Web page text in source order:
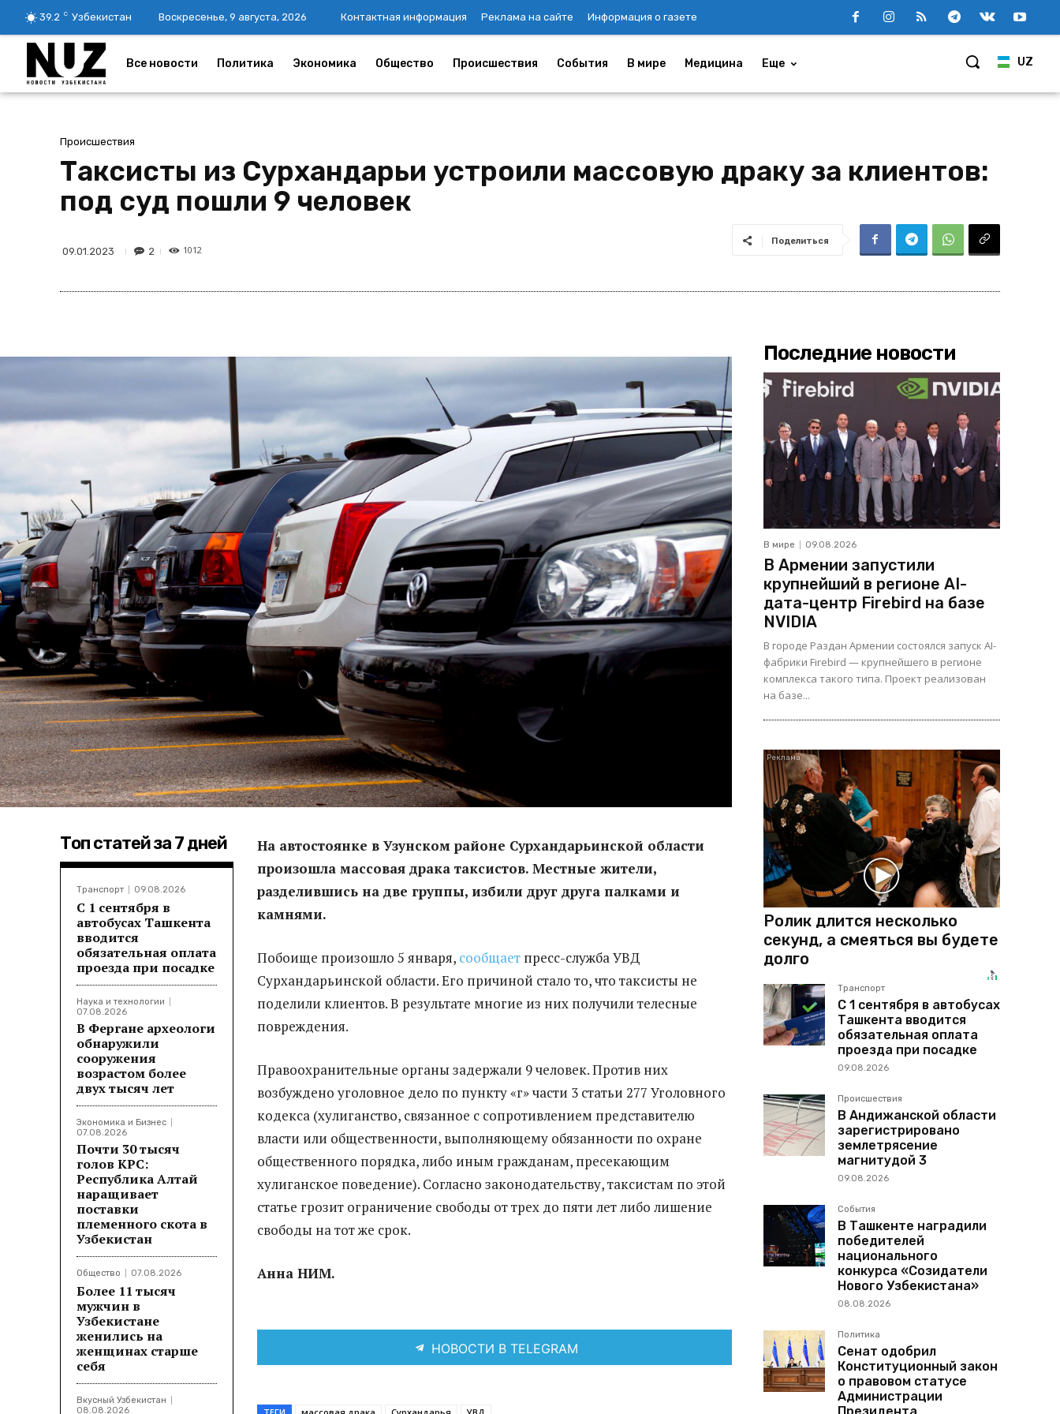
39.2 C Узбекистан Воскресенье, 9 августа, 2026 Контактная информация Реклама на сайте Информация о газете
UZ
Все новости Политика Экономика Общество Происшествия События В мире Медицина Еще
Происшествия
Таксисты из Сурхандарьи устроили массовую драку за клиентов:
под суд пошли 9 человек
09.01.2023 2 1012
Поделиться
Топ статей за 7 дней
Транспорт 09.08.2026
С 1 сентября в
автобусах Ташкента
вводится
обязательная оплата
проезда при посадке
Наука и технологии
07.08.2026
В Фергане археологи
обнаружили
сооружения
возрастом более
двух тысяч лет
Экономика и Бизнес
07.08.2026
Почти 30 тысяч
голов КРС:
Республика Алтай
наращивает
поставки
племенного скота в
Узбекистан
Общество 07.08.2026
Более 11 тысяч
мужчин в
Узбекистане
женились на
женщинах старше
себя
Вкусный Узбекистан
08.08.2026
На автостоянке в Узунском районе Сурхандарьинской области
произошла массовая драка таксистов. Местные жители,
разделившись на две группы, избили друг друга палками и
камнями.
Побоище произошло 5 января, сообщает пресс-служба УВД
Сурхандарьинской области. Его причиной стало то, что таксисты не
поделили клиентов. В результате многие из них получили телесные
повреждения.
Правоохранительные органы задержали 9 человек. Против них
возбуждено уголовное дело по пункту «г» части 3 статьи 277 Уголовного
кодекса (хулиганство, связанное с сопротивлением представителю
власти или общественности, выполняющему обязанности по охране
общественного порядка, либо иным гражданам, пресекающим
хулиганское поведение). Согласно законодательству, таксистам по этой
статье грозит ограничение свободы от трех до пяти лет либо лишение
свободы на тот же срок.
Анна НИМ.
НОВОСТИ В TELEGRAM
Последние новости
В мире 09.08.2026
В Армении запустили
крупнейший в регионе AI-
дата-центр Firebird на базе
NVIDIA
В городе Раздан Армении состоялся запуск AI-
фабрики Firebird — крупнейшего в регионе
комплекса такого типа. Проект реализован
на базе...
Ролик длится несколько
секунд, а смеяться вы будете
долго
Транспорт
С 1 сентября в автобусах
Ташкента вводится
обязательная оплата
проезда при посадке
09.08.2026
Происшествия
В Андижанской области
зарегистрировано
землетрясение
магнитудой 3
09.08.2026
События
В Ташкенте наградили
победителей
национального
конкурса «Созидатели
Нового Узбекистана»
08.08.2026
Политика
Сенат одобрил
Конституционный закон
о правовом статусе
Администрации
Президента